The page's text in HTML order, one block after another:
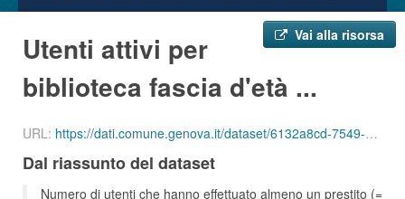
Vai alla risorsa
Utenti attivi per
biblioteca fascia d'età ...
URL: https://dati.comune.genova.it/dataset/6132a8cd-7549-4c9d-8613-d075f5f547d2/resource/513ef7e3-a3ed-424c-8053-6eab7a94016e/download/ute_attivi_fet_75_84_bib_sbu_01_202201.json
Dal riassunto del dataset
Numero di utenti che hanno effettuato almeno un prestito (=